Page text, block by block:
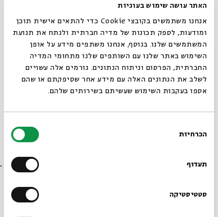
האתר עושה שימוש בעוגיות
אנחנו משתמשים בקובצי Cookie כדי להתאים אישית תוכן
ומודעות, לספק תכונות של מדיה חברתית ולנתח את תנועת
המשתמשים שלנו. בנוסף, אנחנו משתפים מידע על אופן
השימוש באתר שלנו עם השותפים שלנו מתחומי המדיה
החברתית, הפרסום וניתוח הנתונים. גורמים אלה עשויים
לשלב את הנתונים האלה עם מידע אחר שסיפקתם או שהם
אספו בעקבות השימוש שעשיתם בשירותים שלהם.
הסכמה
הכרחיות
תעדוף
סטטיסטיקה
סגור